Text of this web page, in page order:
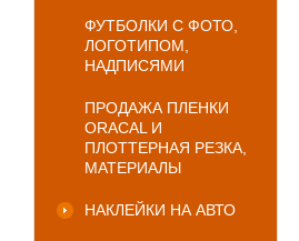
ФУТБОЛКИ С ФОТО,
ЛОГОТИПОМ,
НАДПИСЯМИ
ПРОДАЖА ПЛЕНКИ
ORACAL И
ПЛОТТЕРНАЯ РЕЗКА,
МАТЕРИАЛЫ
НАКЛЕЙКИ НА АВТО